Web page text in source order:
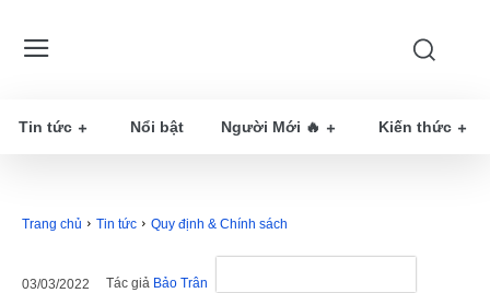
Tin tức Nổi bật Người Mới 🔥 Kiến thức
Trang chủ Tin tức Quy định & Chính sách
03/03/2022 Tác giả Bảo Trân